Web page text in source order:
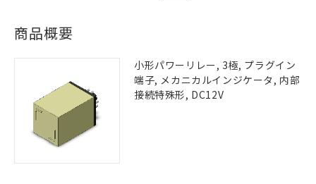
商品概要
小形パワーリレー, 3極, プラグイン
端子, メカニカルインジケータ, 内部
接続特殊形, DC12V